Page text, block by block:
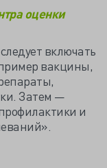
оценки
включать
вакцины,
Затем —
и